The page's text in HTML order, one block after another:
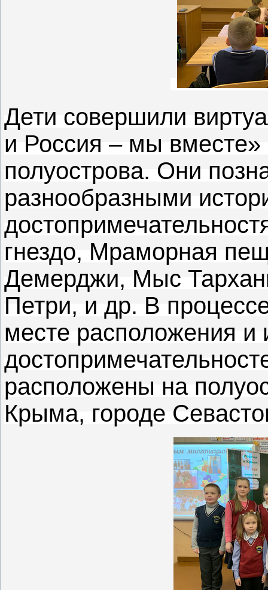
Дети совершили
и Россия – мы
полуострова. Они
разнообразными
гнездо, Мраморная
Демерджи, Мыс
Петри, и др. В
месте расположения и
расположены на
Крыма, городе